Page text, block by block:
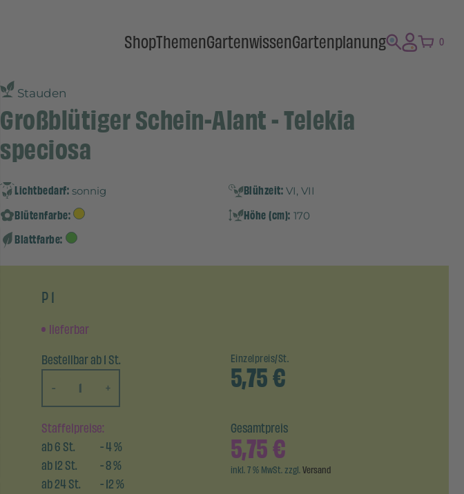
ShopThemenGartenwissenGartenplanung 0
Stauden
Großblütiger Schein-Alant - Telekia
speciosa
Lichtbedarf: sonnig Blühzeit: VI, VII
Blütenfarbe: Höhe (cm): 170
Blattfarbe:
P 1
lieferbar
Bestellbar ab 1 St.
-
+
Einzelpreis/St.
5,75€
Staffelpreise:
ab6St. -4%
ab12St. -8%
ab24St. -12%
Gesamtpreis
5,75€
inkl. 7 % MwSt. zzgl.Versand